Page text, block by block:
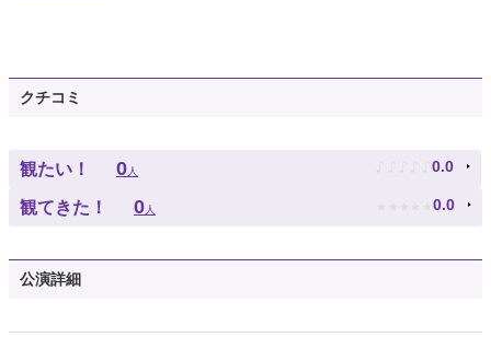
クチコミ
観たい！ 0人 ♪ ♪ ♪ ♪ ♪ 0.0
観てきた！ 0人 ★ ★ ★ ★ ★ 0.0
公演詳細